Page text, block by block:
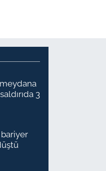
meydana
3
bariyer